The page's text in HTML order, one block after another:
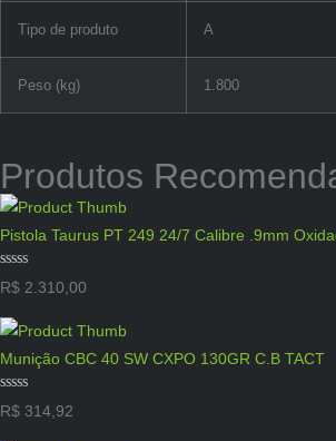
Tipo de produto A
Peso (kg) 1.800
Produtos
Pistola Taurus PT 249 24/7 Calibre .9mm
Avaliação
0
5
R$ 2.310,00
Munição CBC 40 SW CXPO 130GR C.B TACT
Avaliação
0
R$ 314,92